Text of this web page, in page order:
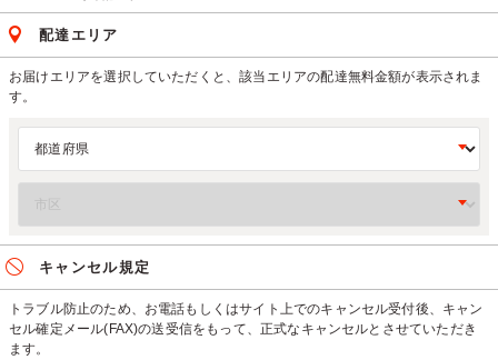
配達エリア
お届けエリアを選択していただくと、該当エリアの配達無料金額が表示されま
す。
キャンセル規定
トラブル防止のため、お電話もしくはサイト上でのキャンセル受付後、キャン
セル確定メール(FAX)の送受信をもって、正式なキャンセルとさせていただき
ます。